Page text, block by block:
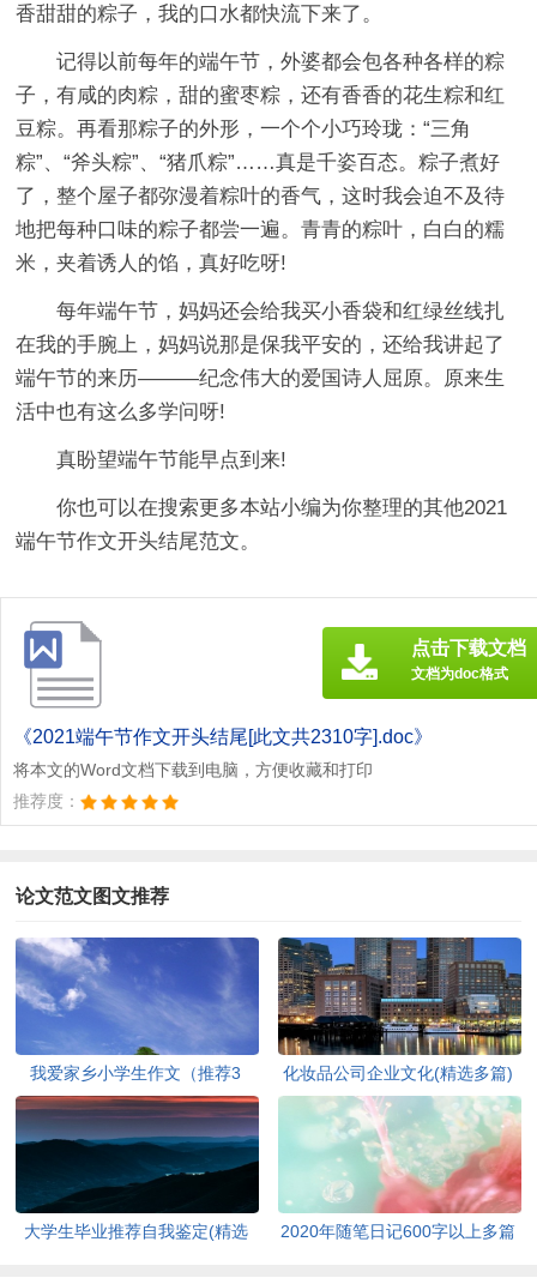
香甜甜的粽子，我的口水都快流下来了。
记得以前每年的端午节，外婆都会包各种各样的粽
子，有咸的肉粽，甜的蜜枣粽，还有香香的花生粽和红
豆粽。再看那粽子的外形，一个个小巧玲珑：“三角
粽”、“斧头粽”、“猪爪粽”……真是千姿百态。粽子煮好
了，整个屋子都弥漫着粽叶的香气，这时我会迫不及待
地把每种口味的粽子都尝一遍。青青的粽叶，白白的糯
米，夹着诱人的馅，真好吃呀!
每年端午节，妈妈还会给我买小香袋和红绿丝线扎
在我的手腕上，妈妈说那是保我平安的，还给我讲起了
端午节的来历———纪念伟大的爱国诗人屈原。原来生
活中也有这么多学问呀!
真盼望端午节能早点到来!
你也可以在搜索更多本站小编为你整理的其他2021
端午节作文开头结尾范文。
《2021端午节作文开头结尾[此文共2310字].doc》
将本文的Word文档下载到电脑，方便收藏和打印
推荐度：
点击下载文档
文档为doc格式
论文范文图文推荐
我爱家乡小学生作文（推荐3
篇）[此文共1167字]
化妆品公司企业文化(精选多篇)
[此文共6398字]
大学生毕业推荐自我鉴定(精选
2020年随笔日记600字以上多篇